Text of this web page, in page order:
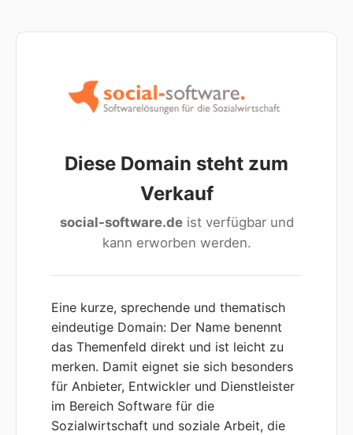
Diese Domain steht zum
Verkauf
social-software.deist verfügbar und
kann erworben werden.
Eine kurze, sprechende und thematisch
eindeutige Domain: Der Name benennt
das Themenfeld direkt und ist leicht zu
merken. Damit eignet sie sich besonders
für Anbieter, Entwickler und Dienstleister
im Bereich Software für die
Sozialwirtschaft und soziale Arbeit, die